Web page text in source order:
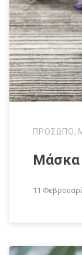
ΠΡΟΣΩΠΟ,
Μάσκα
11